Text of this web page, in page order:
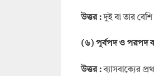
উত্তর :দুই বা তার
(৬) পূর্বপদ ও পরপদ
উত্তর :ব্যাসবাক্যের